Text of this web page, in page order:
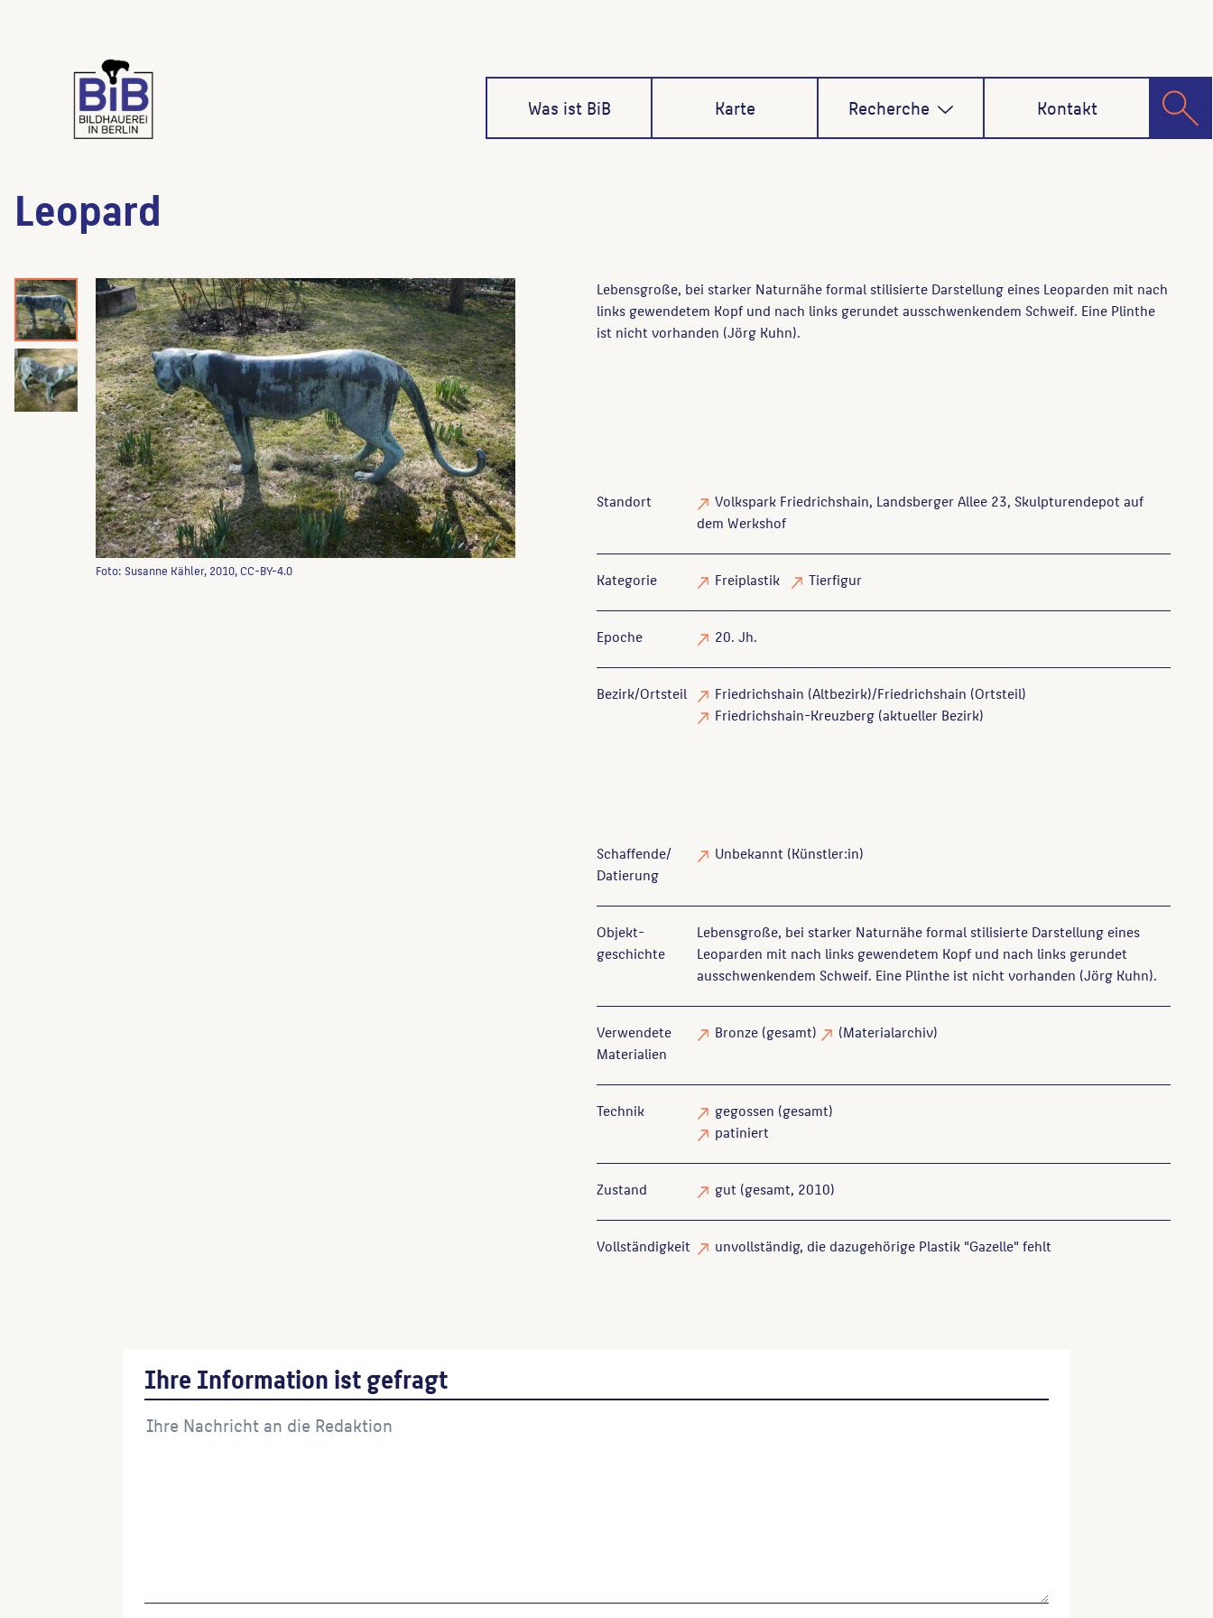
Was ist BiB Karte Recherche Kontakt
Leopard
Foto: Susanne Kähler, 2010, CC-BY-4.0
Lebensgroße, bei starker Naturnähe formal stilisierte Darstellung eines Leoparden mit nach
links gewendetem Kopf und nach links gerundet ausschwenkendem Schweif. Eine Plinthe
ist nicht vorhanden (Jörg Kuhn).
Standort
Volkspark Friedrichshain, Landsberger Allee 23, Skulpturendepot auf
dem Werkshof
Kategorie Freiplastik Tierfigur
Epoche 20. Jh.
Bezirk/Ortsteil
Friedrichshain (Altbezirk)/Friedrichshain (Ortsteil)
Friedrichshain-Kreuzberg (aktueller Bezirk)
Schaffende/
Datierung
Unbekannt (Künstler:in)
Objekt­
geschichte
Lebensgroße, bei starker Naturnähe formal stilisierte Darstellung eines
Leoparden mit nach links gewendetem Kopf und nach links gerundet
ausschwenkendem Schweif. Eine Plinthe ist nicht vorhanden (Jörg Kuhn).
Verwendete
Materialien
Bronze (gesamt) (Materialarchiv)
Technik gegossen (gesamt)
patiniert
Zustand gut (gesamt, 2010)
Vollständigkeit unvollständig, die dazugehörige Plastik "Gazelle" fehlt
Ihre Information ist gefragt